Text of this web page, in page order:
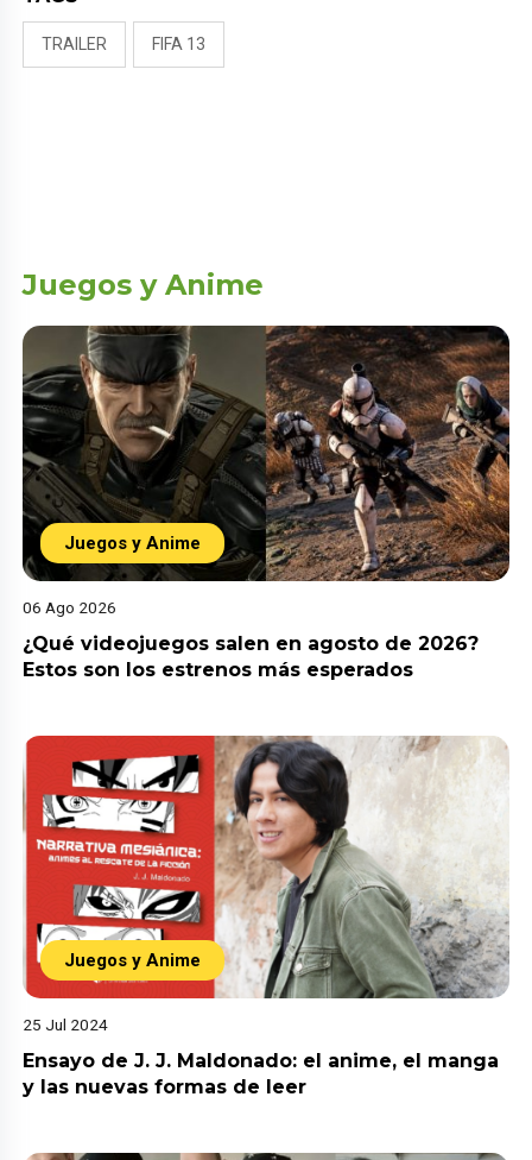
TRAILER FIFA 13
Juegos y Anime
Juegos y Anime
06 Ago 2026
¿Qué videojuegos salen en agosto de 2026?
Estos son los estrenos más esperados
Juegos y Anime
25 Jul 2024
Ensayo de J. J. Maldonado: el anime, el manga
y las nuevas formas de leer